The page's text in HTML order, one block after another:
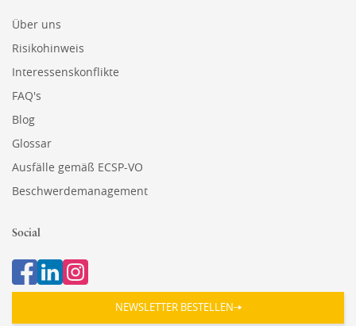
Über uns
Risikohinweis
Interessenskonflikte
FAQ's
Blog
Glossar
Ausfälle gemäß ECSP-VO
Beschwerdemanagement
Social
NEWSLETTER BESTELLEN